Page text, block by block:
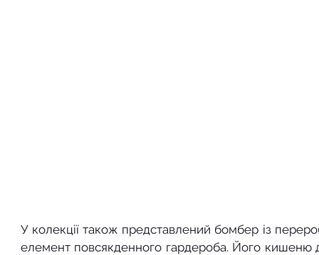
У колекції також представлений бомбер із
елемент повсякденного гардероба. Його кишеню